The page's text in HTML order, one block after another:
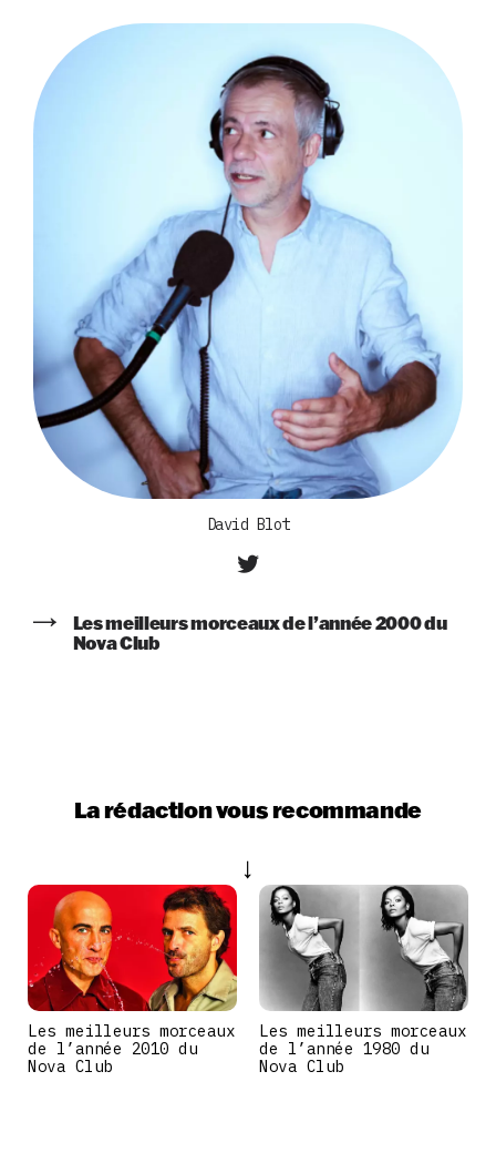
David Blot
Les meilleurs morceaux de l’année 2000 du
Nova Club
La rédaction vous recommande
Les meilleurs morceaux
de l’année 2010 du
Nova Club
Les meilleurs morceaux
de l’année 1980 du
Nova Club